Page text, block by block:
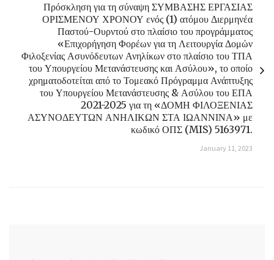
Πρόσκληση για τη σύναψη ΣΥΜΒΑΣΗΣ ΕΡΓΑΣΙΑΣ
ΟΡΙΣΜΕΝΟΥ ΧΡΟΝΟΥ ενός (1) ατόμου Διερμηνέα
Παστού-Ουρντού στο πλαίσιο του προγράμματος
«Επιχορήγηση Φορέων για τη Λειτουργία Δομών
Φιλοξενίας Ασυνόδευτων Ανηλίκων στο πλαίσιο του ΤΠΑ
του Υπουργείου Μετανάστευσης και Ασύλου», το οποίο
χρηματοδοτείται από το Τομεακό Πρόγραμμα Ανάπτυξης
του Υπουργείου Μετανάστευσης & Ασύλου του ΕΠΑ
2021-2025 για τη «ΔΟΜΗ ΦΙΛΟΞΕΝΙΑΣ
ΑΣΥΝΟΔΕΥΤΩΝ ΑΝΗΛΙΚΩΝ ΣΤΑ ΙΩΑΝΝΙΝΑ» με
κωδικό ΟΠΣ (MIS) 5163971.
January 11, 2023